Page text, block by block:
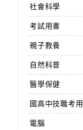
社會科學
考試用書
親子教養
自然科普
醫學保健
國高中技職考用
電腦